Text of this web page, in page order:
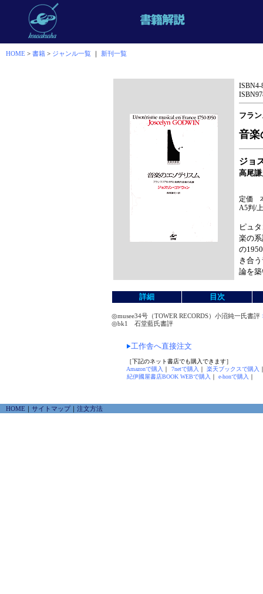
HOME > 書籍 > ジャンル一覧 ｜ 新刊一覧
ISBN4-
フラ
音楽
ジョ
高尾
定価
A5判/
ピュ
楽の
の
き合
論を
詳細 目次
◎musee34号（TOWER RECORDS）小沼純一氏書評
◎bk1 石堂藍氏書評
工作舎へ直接注文
［下記のネット書店でも購入できます］
Amazonで購入 ｜ 7netで購入 ｜ 楽天ブックスで購入
紀伊國屋書店BOOK WEBで購入 ｜ e-honで購入 ｜
HOME ｜ サイトマップ｜ 注文方法